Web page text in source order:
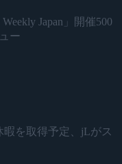
Japan」開催500
ー
暇を取得予定、jLがス